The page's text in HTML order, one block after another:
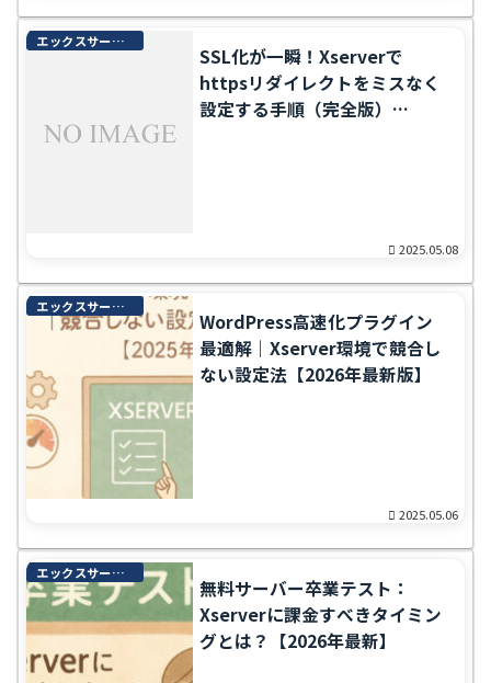
エックスサーバー完全ガイド
SSL化が一瞬！Xserverで
httpsリダイレクトをミスなく
設定する手順（完全版）
2025.05.08
エックスサーバー完全ガイド
WordPress高速化プラグイン
最適解｜Xserver環境で競合し
ない設定法【2026年最新版】
2025.05.06
エックスサーバー完全ガイド
無料サーバー卒業テスト：
Xserverに課金すべきタイミン
グとは？【2026年最新】